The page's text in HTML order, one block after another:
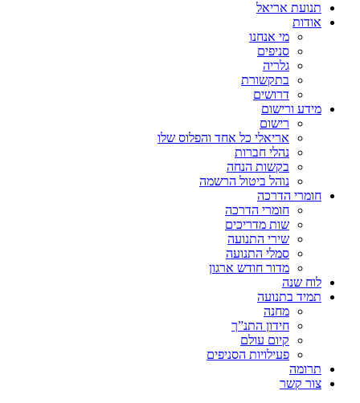
תנועת אריאל
אודות
מי אנחנו
סניפים
גלריה
בתקשורת
דרושים
מידע ורישום
רישום
אריאלי כל אחד והפלוס שלו
נהלי חברות
בקשות הנחה
נוהל ביטול הרשמה
חומרי הדרכה
חומרי הדרכה
שות מדריכים
שירי התנועה
סמלי התנועה
מדור חודש ארגון
לוח שנה
תמיד בתנועה
מחנה
חידון התנ”ך
קיום עולם
פעילויות הסניפים
תרומה
צור קשר